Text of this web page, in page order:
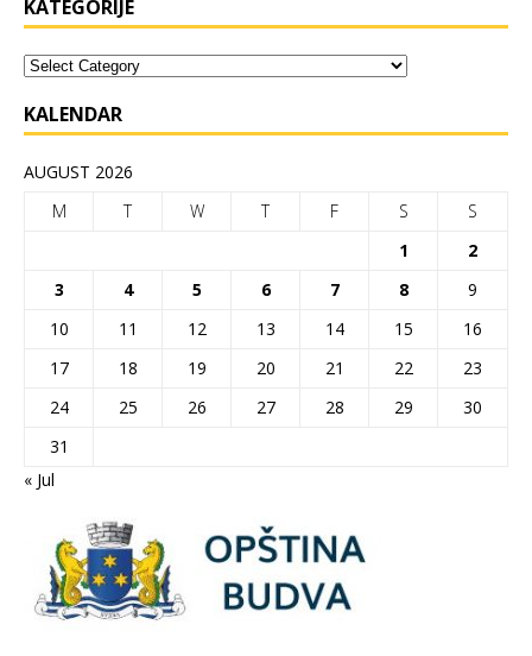
KATEGORIJE
KALENDAR
AUGUST 2026
M
T W T F S
S
1
2
3
4 5 6 7 8
9
10
11 12 13 14 15
16
17
18 19 20 21 22
23
24
25 26 27 28 29
30
31
« Jul